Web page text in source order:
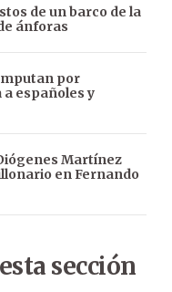
de un barco de la
ánforas
por
españoles y
Martínez
en Fernando
sección